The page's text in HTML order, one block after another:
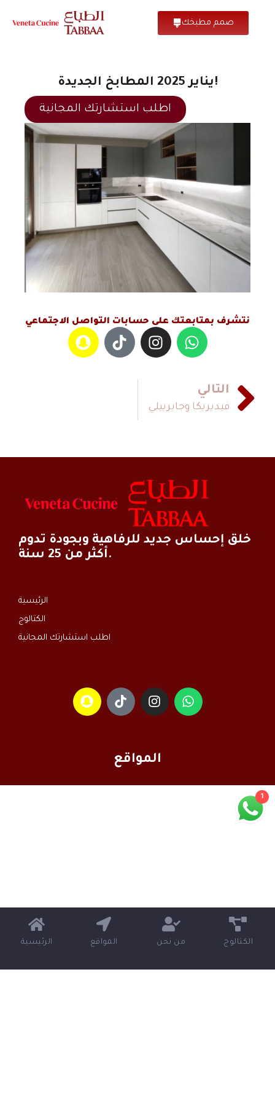
صمم مطبخك
يناير 2025 المطابخ الجديدة!
اطلب استشارتك المجانية
نتشرف بمتابعتك على حسابات التواصل الاجتماعي
التالي
فيديريكا وجابرييلي
خلق إحساس جديد للرفاهية وبجودة تدوم
أكثر من 25 سنة.
الرئيسية
الكتالوج
اطلب استشارتك المجانية
المواقع
1
الرئيسية المواقع من نحن الكتالوج